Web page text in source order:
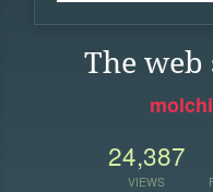
The
24,387
VIEWS